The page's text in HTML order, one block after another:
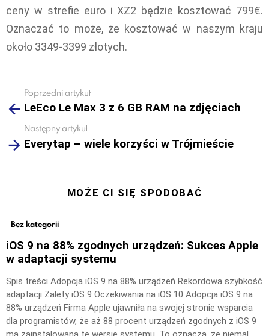
ceny w strefie euro i XZ2 będzie kosztować 799€.
Oznaczać to może, że kosztować w naszym kraju
około 3349-3399 złotych.
more
Poprzedni artykuł
LeEco Le Max 3 z 6 GB RAM na zdjęciach
Następny artykuł
Everytap – wiele korzyści w Trójmieście
MOŻE CI SIĘ SPODOBAĆ
Bez kategorii
iOS 9 na 88% zgodnych urządzeń: Sukces Apple
w adaptacji systemu
Spis treści Adopcja iOS 9 na 88% urządzeń Rekordowa szybkość
adaptacji Zalety iOS 9 Oczekiwania na iOS 10 Adopcja iOS 9 na
88% urządzeń Firma Apple ujawniła na swojej stronie wsparcia
dla programistów, że aż 88 procent urządzeń zgodnych z iOS 9